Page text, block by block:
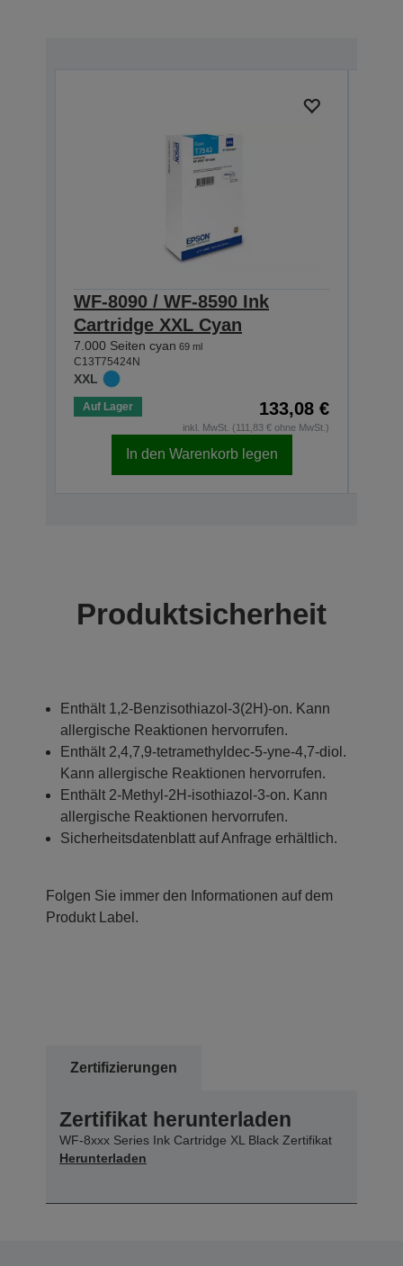
WF-8090 / WF-8590 Ink
Cartridge XXL Cyan
7.000 Seiten cyan 69 ml
C13T75424N
XXL
Auf Lager 133,08 €
inkl. MwSt. (111,83 € ohne MwSt.)
In den Warenkorb legen
Produktsicherheit
Enthält 1,2-Benzisothiazol-3(2H)-on. Kann
allergische Reaktionen hervorrufen.
Enthält 2,4,7,9-tetramethyldec-5-yne-4,7-diol.
Kann allergische Reaktionen hervorrufen.
Enthält 2-Methyl-2H-isothiazol-3-on. Kann
allergische Reaktionen hervorrufen.
Sicherheitsdatenblatt auf Anfrage erhältlich.
Folgen Sie immer den Informationen auf dem
Produkt Label.
Zertifizierungen
Zertifikat herunterladen
WF-8xxx Series Ink Cartridge XL Black Zertifikat
Herunterladen